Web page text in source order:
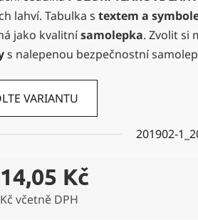
lahví. Tabulka s textem a
jako kvalitnísamolepka. Zvolit si
s nalepenou bezpečnostní
VARIANTU
201902-
14,05 Kč
včetně DPH